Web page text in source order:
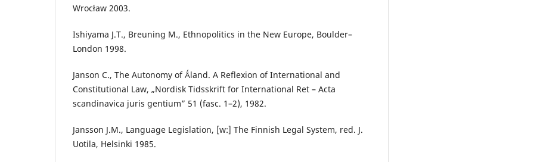
Wrocław 2003.
Ishiyama J.T., Breuning M., Ethnopolitics in the New Europe, Boulder–
London 1998.
Janson C., The Autonomy of Ǻland. A Reflexion of International and
Constitutional Law, „Nordisk Tidsskrift for International Ret – Acta
scandinavica juris gentium” 51 (fasc. 1–2), 1982.
Jansson J.M., Language Legislation, [w:] The Finnish Legal System, red. J.
Uotila, Helsinki 1985.